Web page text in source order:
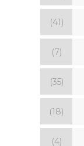
(41)
(7)
(35)
(18)
(4)